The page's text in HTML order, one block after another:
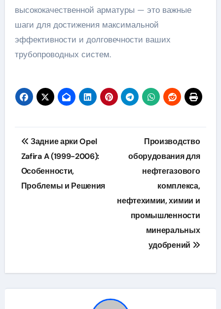
высококачественной арматуры — это важные
шаги для достижения максимальной
эффективности и долговечности ваших
трубопроводных систем.
Навигация
по
записям
Задние арки Opel
Zafira A (1999-2006):
Особенности,
Проблемы и Решения
Производство
оборудования для
нефтегазового
комплекса,
нефтехимии, химии и
промышленности
минеральных
удобрений